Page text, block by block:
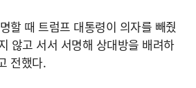
할 때 트럼프 대통령이 의자를 빼줬
않고 서서 서명해 상대방을 배려하
전했다.